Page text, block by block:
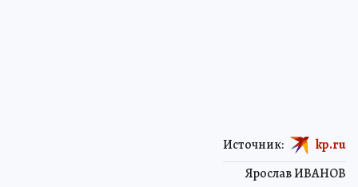
Ярослав ИВАНОВ
Источник: kp.ru